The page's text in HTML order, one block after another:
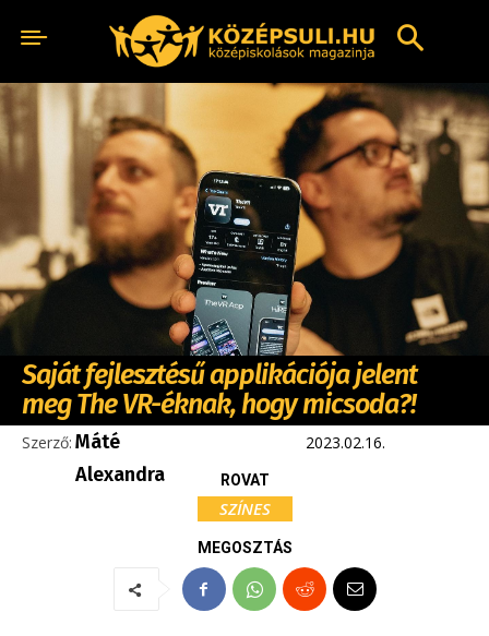
Saját fejlesztésű applikációja jelent
meg The VR-éknak, hogy micsoda?!
Szerző: Máté
Alexandra
2023.02.16.
ROVAT
SZÍNES
MEGOSZTÁS